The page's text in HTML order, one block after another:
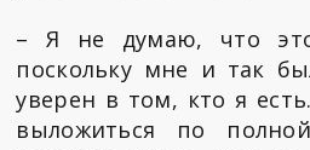
– Я не думаю, что
поскольку мне и так
уверен в том, кто я
выложиться по